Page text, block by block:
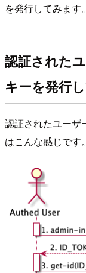
を発行してみます。
認証された
キーを発行
認証されたユーザ
はこんな感じです。